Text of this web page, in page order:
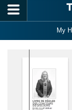
Skip to main content
My